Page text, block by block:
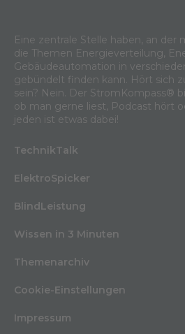
Eine zentrale Stelle haben, an der
die Themen Energieverteilung,
Gebäudeautomation in
gebündelt finden kann. Hört sich
sein? Nein. Der StromKompass®
ob man gerne liest, Podcast hört
jeden ist etwas dabei!
TechnikTalk
ElektroSpicker
BlindLeistung
Wissen in 3 Minuten
Themenarchiv
Cookie-Einstellungen
Impressum